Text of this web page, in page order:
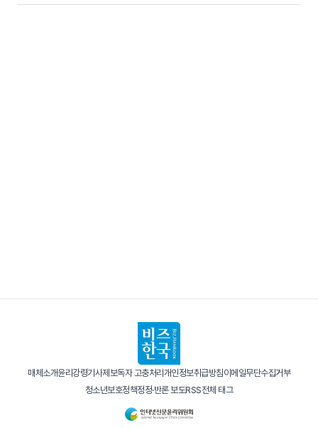
매체소개윤리강령기사제보독자 고충처리 개인정보취급방침이메일무단수집거부
청소년보호정책정정·반론 보도RSS전체 태그